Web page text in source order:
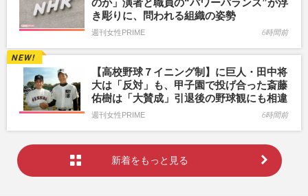
のか」演者と職員の“パワーバランス”が浮
き彫りに、問われる組織の姿勢
週刊女性PRIME 6時間前
【高校野球７イニング制】に巨人・田中将
大は「反対」も、甲子園で投げ合った斎藤
佑樹は「大賛成」引退後の野球観にも相違
週刊女性PRIME 6時間前
新着をもっと見る